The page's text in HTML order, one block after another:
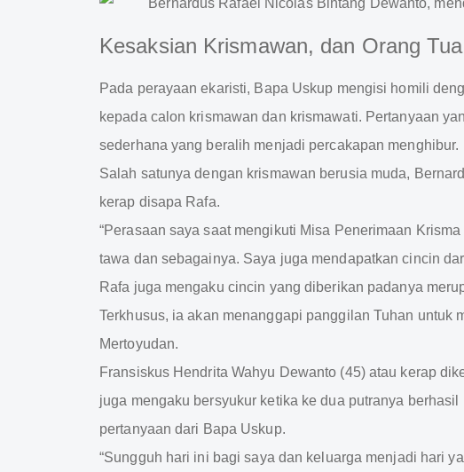
Kesaksian Krismawan, dan Orang Tua
Pada perayaan ekaristi, Bapa Uskup mengisi homili
kepada calon krismawan dan krismawati. Pertanyaan
sederhana yang beralih menjadi percakapan menghibur.
Salah satunya dengan krismawan berusia muda,
kerap disapa Rafa.
“Perasaan saya saat mengikuti Misa Penerimaan
tawa dan sebagainya. Saya juga mendapatkan cincin
Rafa juga mengaku cincin yang diberikan padanya
Terkhusus, ia akan menanggapi panggilan Tuhan untuk
Mertoyudan.
Fransiskus Hendrita Wahyu Dewanto (45) atau kerap
juga mengaku bersyukur ketika ke dua putranya
pertanyaan dari Bapa Uskup.
“Sungguh hari ini bagi saya dan keluarga menjadi hari